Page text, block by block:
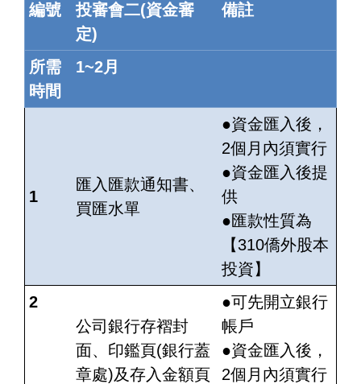
編號
投審會二(資金審
定)
備註
所需
時間
1~2月
1
匯入匯款通知書、
買匯水單
●資金匯入後，
2個月內須實行
●資金匯入後提
供
●匯款性質為
【310僑外股本
投資】
2
公司銀行存褶封
面、印鑑頁(銀行蓋
章處)及存入金額頁
●可先開立銀行
帳戶
●資金匯入後，
2個月內須實行